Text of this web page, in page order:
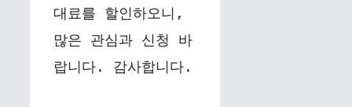
대료를 할인하오니,
많은 관심과 신청 바
랍니다. 감사합니다.